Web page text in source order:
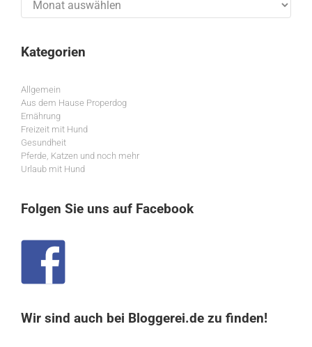
Kategorien
Allgemein
Aus dem Hause Properdog
Ernährung
Freizeit mit Hund
Gesundheit
Pferde, Katzen und noch mehr
Urlaub mit Hund
Folgen Sie uns auf Facebook
Wir sind auch bei Bloggerei.de zu finden!